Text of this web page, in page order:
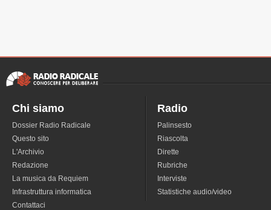
Chi siamo
Dossier Radio Radicale
Questo sito
L'Archivio
Redazione
La musica da Requiem
Infrastruttura informatica
Contattaci
Radio
Palinsesto
Riascolta
Dirette
Rubriche
Interviste
Statistiche audio/video